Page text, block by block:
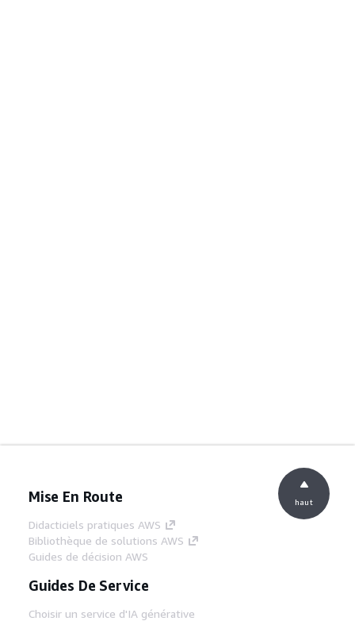
Mise En Route
Didacticiels pratiques AWS
Bibliothèque de solutions AWS
Guides de décision AWS
Guides De Service
Choisir un service d'IA générative
haut